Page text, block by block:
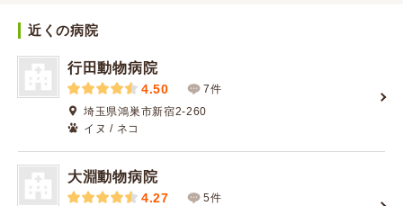
近くの病院
行田動物病院
4.50
7件
埼玉県鴻巣市新宿2-260
イヌ / ネコ
大淵動物病院
4.27
5件